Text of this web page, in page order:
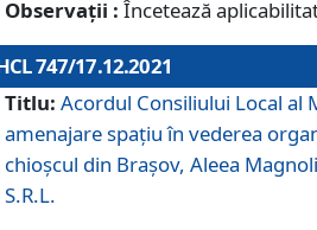
Observații : Încetează
747/17.12.2021
Titlu: Acordul Consiliului Local al
amenajare spațiu în vederea
chioșcul din Brașov, Aleea
S.R.L.